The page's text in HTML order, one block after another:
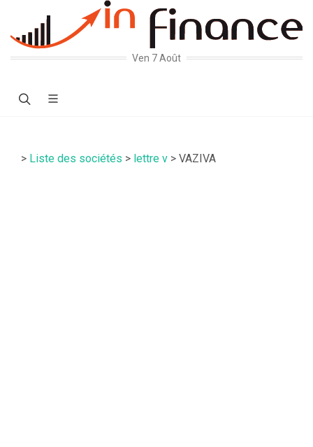
Ven 7 Août
> Liste des sociétés > lettre v > VAZIVA